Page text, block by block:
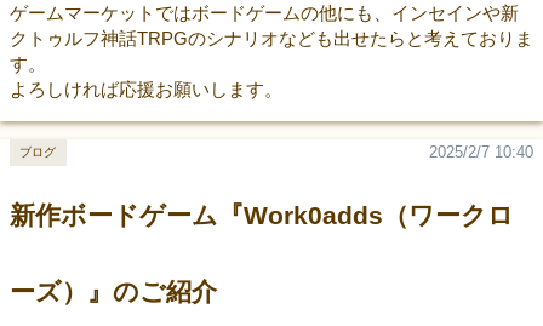
ゲームマーケットではボードゲームの他にも、インセインや新
クトゥルフ神話TRPGのシナリオなども出せたらと考えておりま
す。
よろしければ応援お願いします。
新作ボードゲーム『Work0adds（ワークロ
ーズ）』のご紹介
2025/2/7 10:40
ブログ